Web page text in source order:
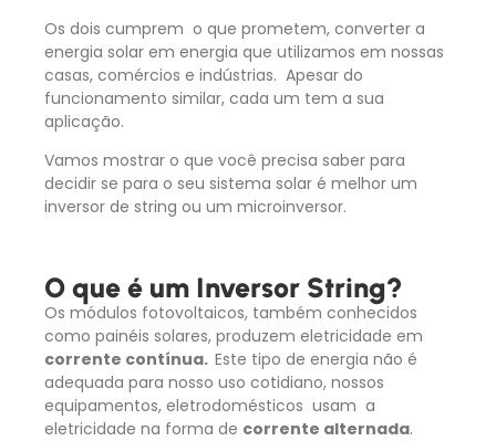
Os dois cumprem o que prometem, converter a
energia solar em energia que utilizamos em nossas
casas, comércios e indústrias. Apesar do
funcionamento similar, cada um tem a sua
aplicação.
Vamos mostrar o que você precisa saber para
decidir se para o seu sistema solar é melhor um
inversor de string ou um microinversor.
O que é um Inversor String?
Os módulos fotovoltaicos, também conhecidos
como painéis solares, produzem eletricidade em
corrente contínua. Este tipo de energia não é
adequada para nosso uso cotidiano, nossos
equipamentos, eletrodomésticos usam a
eletricidade na forma de corrente alternada.